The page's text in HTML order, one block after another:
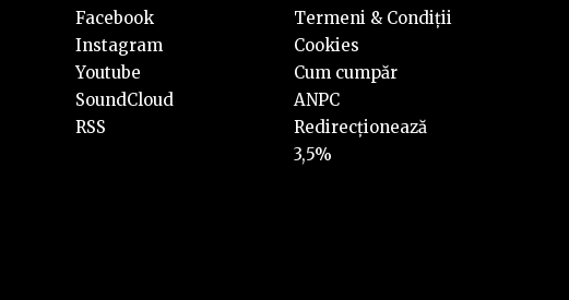
Facebook
Instagram
Youtube
SoundCloud
RSS
Termeni & Condiții
Cookies
Cum cumpăr
ANPC
Redirecționează
3,5%